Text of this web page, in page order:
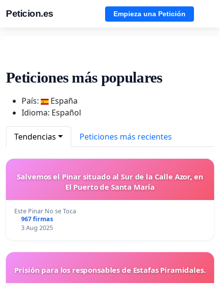
Peticion.es Empieza una Petición
Peticiones más populares
País:
España
Idioma: Español
Tendencias Peticiones más recientes
Salvemos el Pinar situado al Sur de la Calle Azor, en
El Puerto de Santa María
Este Pinar No se Toca
967 firmas
3 Aug 2025
Prisión para los responsables de Estafas Piramidales.